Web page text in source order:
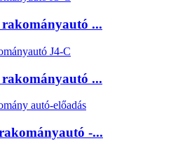
...
...
-...